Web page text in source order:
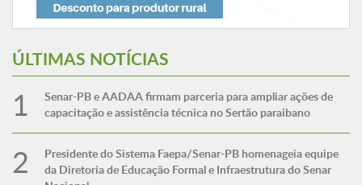
ÚLTIMAS NOTÍCIAS
Senar-PB e AADAA firmam parceria para ampliar ações de
capacitação e assistência técnica no Sertão paraibano
Presidente do Sistema Faepa/Senar-PB homenageia equipe
da Diretoria de Educação Formal e Infraestrutura do Senar